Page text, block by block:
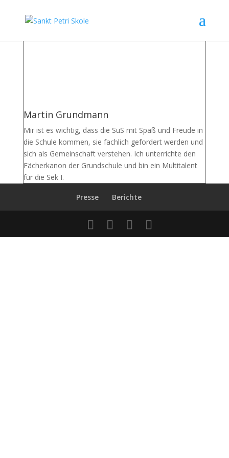
Martin Grundmann
Mir ist es wichtig, dass die SuS mit Spaß und Freude in
die Schule kommen, sie fachlich gefordert werden und
sich als Gemeinschaft verstehen. Ich unterrichte den
Fächerkanon der Grundschule und bin ein Multitalent
für die Sek I.
Presse Berichte